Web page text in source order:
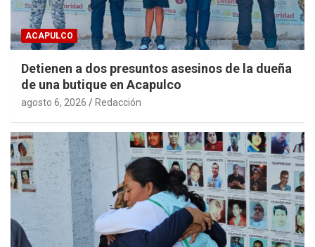
ACAPULCO
Detienen a dos presuntos asesinos de la dueña
de una butique en Acapulco
agosto 6, 2026 Redacción